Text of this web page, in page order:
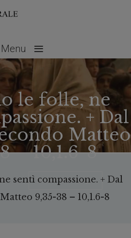
Menu ≡
le folle, ne
+ Dal
Matteo
– 10,1.6-8
No Comments
sentì compassione. + Dal
9,35-38 – 10,1.6-8